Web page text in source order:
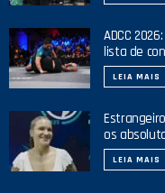
ADCC
lista de
LEIA MAIS
os
LEIA MAIS